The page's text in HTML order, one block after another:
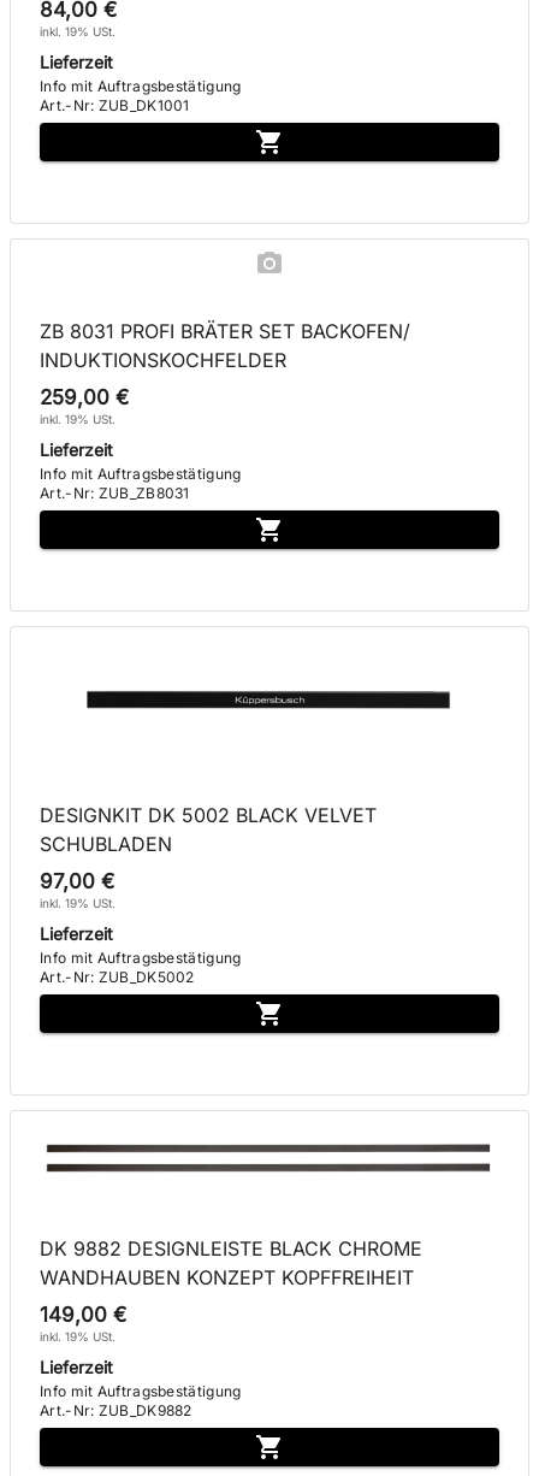
84,00 €
inkl. 19% USt.
Lieferzeit
Info mit Auftragsbestätigung
Art.-Nr: ZUB_DK1001
ZB 8031 PROFI BRÄTER SET BACKOFEN/
INDUKTIONSKOCHFELDER
259,00 €
inkl. 19% USt.
Lieferzeit
Info mit Auftragsbestätigung
Art.-Nr: ZUB_ZB8031
DESIGNKIT DK 5002 BLACK VELVET
SCHUBLADEN
97,00 €
inkl. 19% USt.
Lieferzeit
Info mit Auftragsbestätigung
Art.-Nr: ZUB_DK5002
DK 9882 DESIGNLEISTE BLACK CHROME
WANDHAUBEN KONZEPT KOPFFREIHEIT
149,00 €
inkl. 19% USt.
Lieferzeit
Info mit Auftragsbestätigung
Art.-Nr: ZUB_DK9882